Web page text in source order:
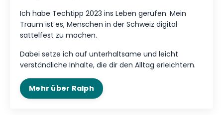
Ich habe Techtipp 2023 ins Leben gerufen. Mein
Traum ist es, Menschen in der Schweiz digital
sattelfest zu machen.
Dabei setze ich auf unterhaltsame und leicht
verständliche Inhalte, die dir den Alltag erleichtern.
Mehr über Ralph